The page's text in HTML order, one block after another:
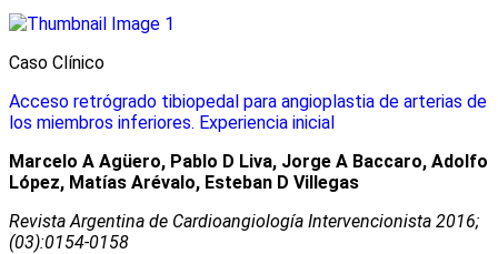
Caso Clínico
Acceso retrógrado tibiopedal para angioplastia de arterias de
los miembros inferiores. Experiencia inicial
Marcelo A Agüero, Pablo D Liva, Jorge A Baccaro, Adolfo
López, Matías Arévalo, Esteban D Villegas
Revista Argentina de Cardioangiologí­a Intervencionista 2016;
(03):0154-0158